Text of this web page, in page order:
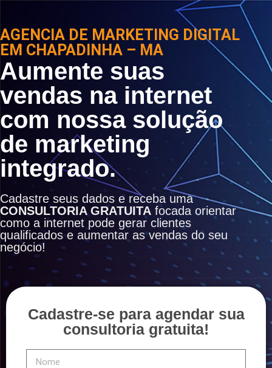
AGENCIA DE MARKETING DIGITAL
EM CHAPADINHA – MA
Aumente suas
vendas na internet
com nossa solução
de marketing
integrado.
Cadastre seus dados e receba uma
CONSULTORIA GRATUITA focada orientar
como a internet pode gerar clientes
qualificados e aumentar as vendas do seu
negócio!
Cadastre-se para agendar sua
consultoria gratuita!